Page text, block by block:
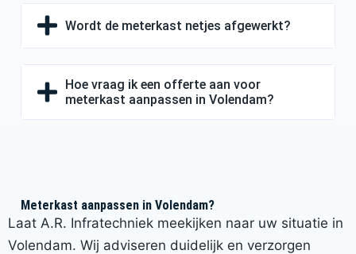
Wordt de meterkast netjes afgewerkt?
Hoe vraag ik een offerte aan voor
meterkast aanpassen in Volendam?
Meterkast aanpassen in Volendam?
Laat A.R. Infratechniek meekijken naar uw situatie in
Volendam. Wij adviseren duidelijk en verzorgen